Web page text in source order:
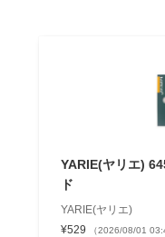
YARIE(ヤリエ)
ド
YARIE(ヤリエ)
¥529
（2026/08/01